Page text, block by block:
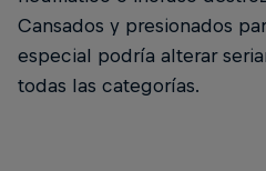
Cansados y presionados
especial podría alterar
todas las categorías.